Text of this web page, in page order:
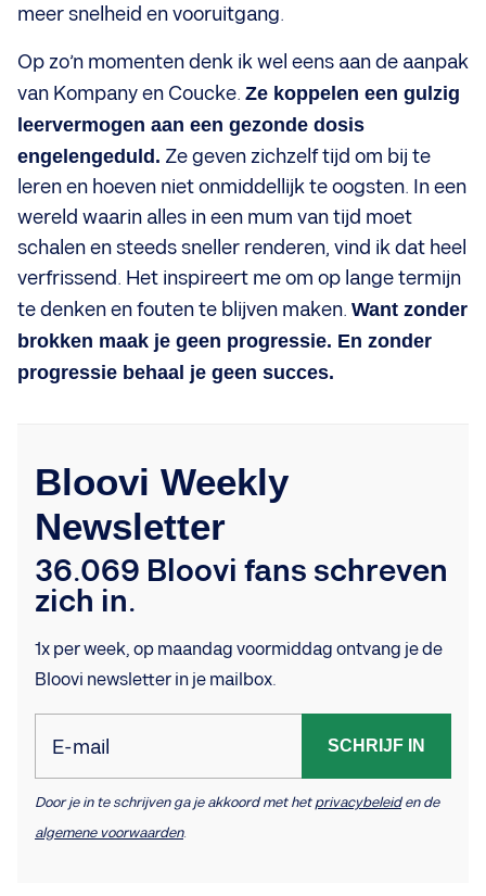
meer snelheid en vooruitgang.
Op zo’n momenten denk ik wel eens aan de aanpak
van Kompany en Coucke. Ze koppelen een gulzig
leervermogen aan een gezonde dosis
engelengeduld. Ze geven zichzelf tijd om bij te
leren en hoeven niet onmiddellijk te oogsten. In een
wereld waarin alles in een mum van tijd moet
schalen en steeds sneller renderen, vind ik dat heel
verfrissend. Het inspireert me om op lange termijn
te denken en fouten te blijven maken. Want zonder
brokken maak je geen progressie. En zonder
progressie behaal je geen succes.
Bloovi Weekly
Newsletter
36.069 Bloovi fans schreven
zich in.
1x per week, op maandag voormiddag ontvang je de
Bloovi newsletter in je mailbox.
E-mail SCHRIJF IN
Door je in te schrijven ga je akkoord met hetprivacybeleiden de
algemene voorwaarden.